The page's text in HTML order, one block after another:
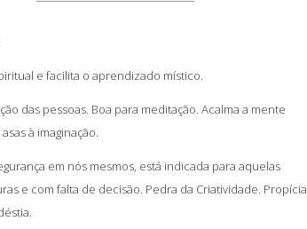
e facilita o aprendizado místico.
das pessoas. Boa para meditação. Acalma a mente
à imaginação.
em nós mesmos, está indicada para aquelas
e com falta de decisão. Pedra da Criatividade. Propícia